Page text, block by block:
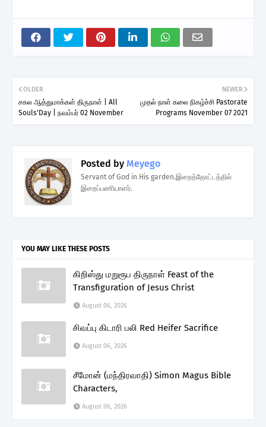
NEWER
முதல் நாள் கலை நிகழ்ச்சி Pastorate
Programs November 07 2021
OLDER
சகல ஆத்துமாக்கள் திருநாள் | All
Souls'Day | நவம்பர் 02 November
Posted by Meyego
Servant of God in His garden.இறைத்தோட்டத்தில்
இறைப்பணியாளர்.
YOU MAY LIKE THESE POSTS
கிறிஸ்து மறுரூப திருநாள் Feast of the
Transfiguration of Jesus Christ
August 06, 2026
சிவப்பு கிடாரி பலி Red Heifer Sacrifice
August 06, 2026
சீமோன் (மந்திரவாதி) Simon Magus Bible
Characters,
August 06, 2026